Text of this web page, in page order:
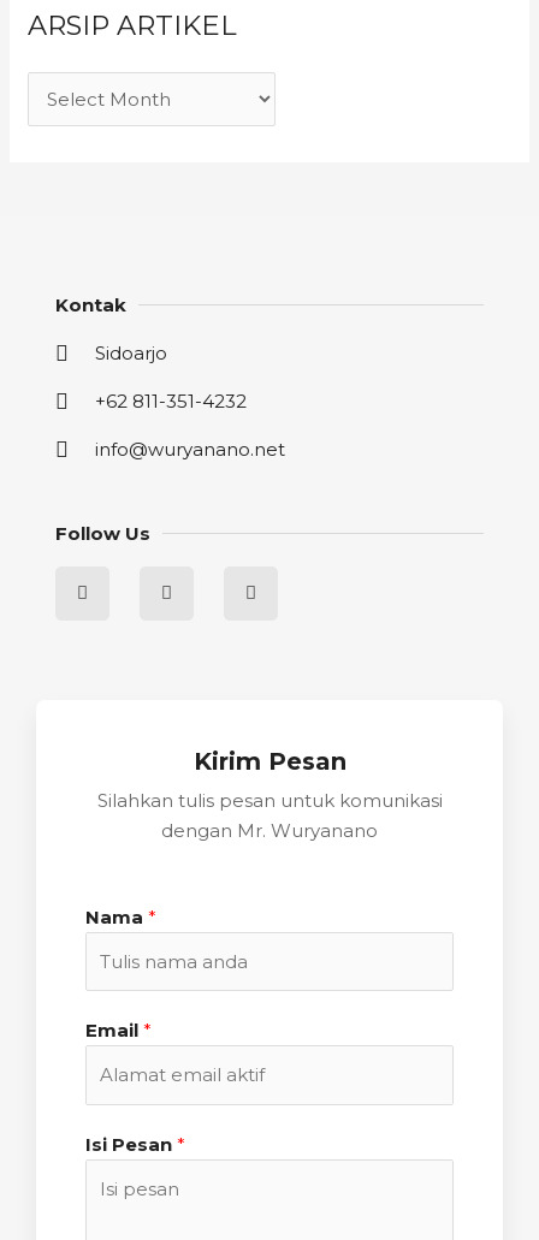
ARSIP ARTIKEL
Kontak
Sidoarjo
+62 811-351-4232
info@wuryanano.net
Follow Us
Kirim Pesan
Silahkan tulis pesan untuk komunikasi
dengan Mr. Wuryanano
Nama *
Email *
Isi Pesan *